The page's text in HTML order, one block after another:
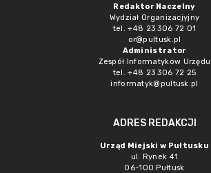
Redaktor Naczelny
Wydział Organizacjyjny
tel. +48 23 306 72 01
or@pultusk.pl
Administrator
Zespół Informatyków Urzędu
tel. +48 23 306 72 25
informatyk@pultusk.pl
ADRES REDAKCJI
Urząd Miejski w Pułtusku
ul. Rynek 41
06-100 Pułtusk